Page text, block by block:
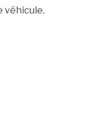
véhicule.